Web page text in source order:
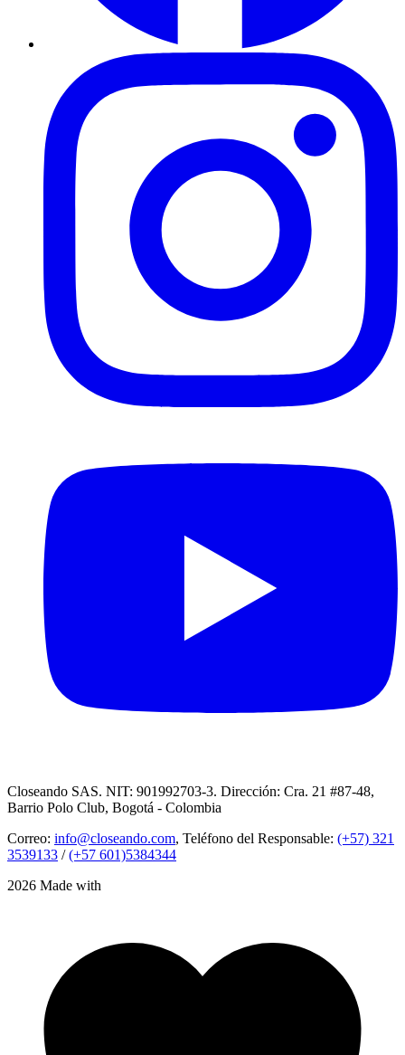
Closeando SAS. NIT: 901992703-3. Dirección: Cra. 21 #87-48,
Barrio Polo Club, Bogotá - Colombia
Correo: info@closeando.com, Teléfono del Responsable: (+57) 321
3539133 /(+57 601)5384344
2026 Made with